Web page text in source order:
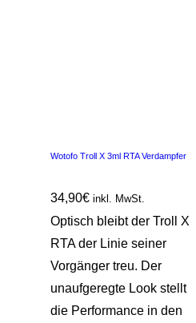
Wotofo Troll X 3ml RTA Verdampfer
34,90€ inkl. MwSt.
Optisch bleibt der Troll X
RTA der Linie seiner
Vorgänger treu. Der
unaufgeregte Look stellt
die Performance in den